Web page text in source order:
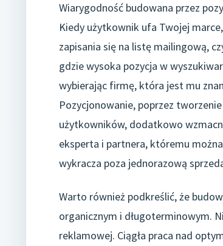
Wiarygodność budowana przez
Kiedy użytkownik ufa Twojej
zapisania się na listę mailingową,
gdzie wysoka pozycja w
wybierając firmę, która jest mu
Pozycjonowanie, poprzez
użytkowników, dodatkowo
eksperta i partnera, któremu
wykracza poza jednorazową
Warto również podkreślić, że
organicznym i długoterminowym.
reklamowej. Ciągła praca nad